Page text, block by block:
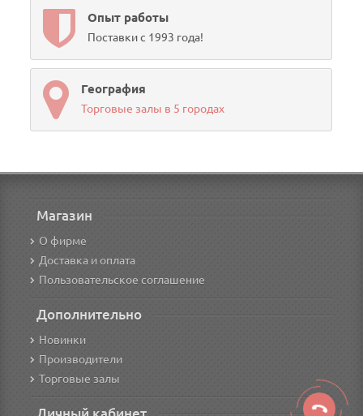
Опыт работы
Поставки с 1993 года!
География
Торговые залы в 5 городах
Магазин
О фирме
Доставка и оплата
Пользовательское соглашение
Дополнительно
Новинки
Производители
Торговые залы